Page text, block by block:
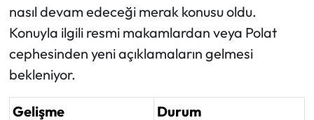
nasıl devam edeceği merak konusu oldu.
Konuyla ilgili resmi makamlardan veya Polat
cephesinden yeni açıklamaların gelmesi
bekleniyor.
Gelişme
Durum